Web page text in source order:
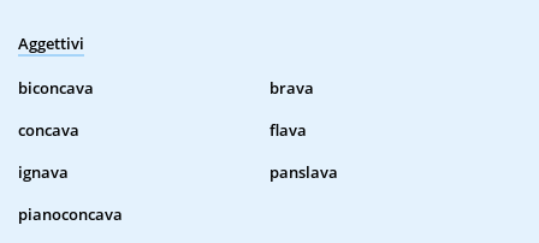
Aggettivi
biconcava
brava
concava
flava
ignava
panslava
pianoconcava